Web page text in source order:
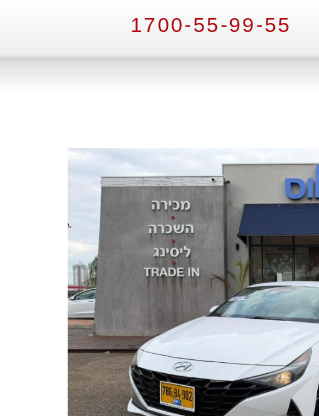
1700-55-99-55